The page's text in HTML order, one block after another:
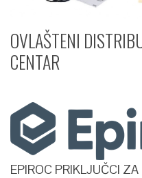
OVLAŠTENI
CENTAR​
EPIROC PRIKLJUČCI